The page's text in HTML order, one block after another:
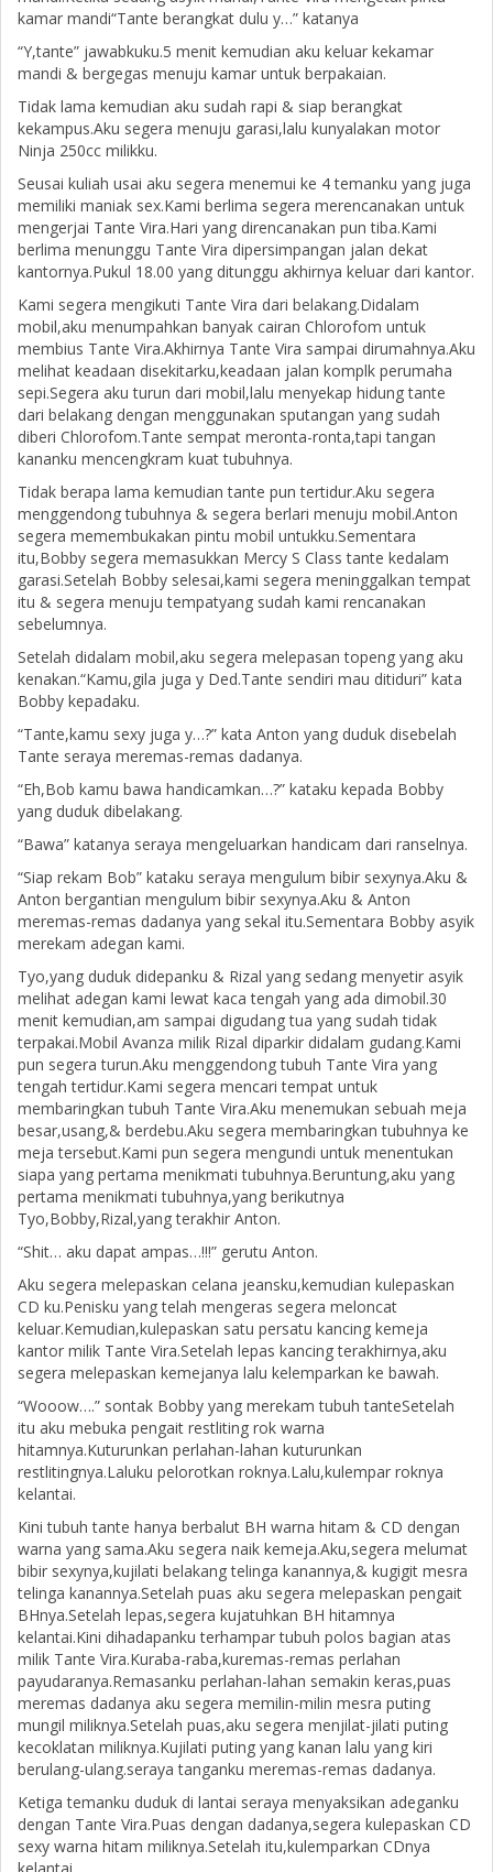
kamar mandi“Tante berangkat dulu y…” katanya
“Y,tante” jawabkuku.5 menit kemudian aku keluar kekamar
mandi & bergegas menuju kamar untuk berpakaian.
Tidak lama kemudian aku sudah rapi & siap berangkat
kekampus.Aku segera menuju garasi,lalu kunyalakan motor
Ninja 250cc milikku.
Seusai kuliah usai aku segera menemui ke 4 temanku yang juga
memiliki maniak sex.Kami berlima segera merencanakan untuk
mengerjai Tante Vira.Hari yang direncanakan pun tiba.Kami
berlima menunggu Tante Vira dipersimpangan jalan dekat
kantornya.Pukul 18.00 yang ditunggu akhirnya keluar dari kantor.
Kami segera mengikuti Tante Vira dari belakang.Didalam
mobil,aku menumpahkan banyak cairan Chlorofom untuk
membius Tante Vira.Akhirnya Tante Vira sampai dirumahnya.Aku
melihat keadaan disekitarku,keadaan jalan komplk perumaha
sepi.Segera aku turun dari mobil,lalu menyekap hidung tante
dari belakang dengan menggunakan sputangan yang sudah
diberi Chlorofom.Tante sempat meronta-ronta,tapi tangan
kananku mencengkram kuat tubuhnya.
Tidak berapa lama kemudian tante pun tertidur.Aku segera
menggendong tubuhnya & segera berlari menuju mobil.Anton
segera memembukakan pintu mobil untukku.Sementara
itu,Bobby segera memasukkan Mercy S Class tante kedalam
garasi.Setelah Bobby selesai,kami segera meninggalkan tempat
itu & segera menuju tempatyang sudah kami rencanakan
sebelumnya.
Setelah didalam mobil,aku segera melepasan topeng yang aku
kenakan.“Kamu,gila juga y Ded.Tante sendiri mau ditiduri” kata
Bobby kepadaku.
“Tante,kamu sexy juga y…?” kata Anton yang duduk disebelah
Tante seraya meremas-remas dadanya.
“Eh,Bob kamu bawa handicamkan…?” kataku kepada Bobby
yang duduk dibelakang.
“Bawa” katanya seraya mengeluarkan handicam dari ranselnya.
“Siap rekam Bob” kataku seraya mengulum bibir sexynya.Aku &
Anton bergantian mengulum bibir sexynya.Aku & Anton
meremas-remas dadanya yang sekal itu.Sementara Bobby asyik
merekam adegan kami.
Tyo,yang duduk didepanku & Rizal yang sedang menyetir asyik
melihat adegan kami lewat kaca tengah yang ada dimobil.30
menit kemudian,am sampai digudang tua yang sudah tidak
terpakai.Mobil Avanza milik Rizal diparkir didalam gudang.Kami
pun segera turun.Aku menggendong tubuh Tante Vira yang
tengah tertidur.Kami segera mencari tempat untuk
membaringkan tubuh Tante Vira.Aku menemukan sebuah meja
besar,usang,& berdebu.Aku segera membaringkan tubuhnya ke
meja tersebut.Kami pun segera mengundi untuk menentukan
siapa yang pertama menikmati tubuhnya.Beruntung,aku yang
pertama menikmati tubuhnya,yang berikutnya
Tyo,Bobby,Rizal,yang terakhir Anton.
“Shit… aku dapat ampas…!!!” gerutu Anton.
Aku segera melepaskan celana jeansku,kemudian kulepaskan
CD ku.Penisku yang telah mengeras segera meloncat
keluar.Kemudian,kulepaskan satu persatu kancing kemeja
kantor milik Tante Vira.Setelah lepas kancing terakhirnya,aku
segera melepaskan kemejanya lalu kelemparkan ke bawah.
“Wooow….” sontak Bobby yang merekam tubuh tanteSetelah
itu aku mebuka pengait restliting rok warna
hitamnya.Kuturunkan perlahan-lahan kuturunkan
restlitingnya.Laluku pelorotkan roknya.Lalu,kulempar roknya
kelantai.
Kini tubuh tante hanya berbalut BH warna hitam & CD dengan
warna yang sama.Aku segera naik kemeja.Aku,segera melumat
bibir sexynya,kujilati belakang telinga kanannya,& kugigit mesra
telinga kanannya.Setelah puas aku segera melepaskan pengait
BHnya.Setelah lepas,segera kujatuhkan BH hitamnya
kelantai.Kini dihadapanku terhampar tubuh polos bagian atas
milik Tante Vira.Kuraba-raba,kuremas-remas perlahan
payudaranya.Remasanku perlahan-lahan semakin keras,puas
meremas dadanya aku segera memilin-milin mesra puting
mungil miliknya.Setelah puas,aku segera menjilat-jilati puting
kecoklatan miliknya.Kujilati puting yang kanan lalu yang kiri
berulang-ulang.seraya tanganku meremas-remas dadanya.
Ketiga temanku duduk di lantai seraya menyaksikan adeganku
dengan Tante Vira.Puas dengan dadanya,segera kulepaskan CD
sexy warna hitam miliknya.Setelah itu,kulemparkan CDnya
kelantai.